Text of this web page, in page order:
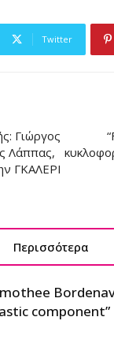
Twitter
Γιώργος
Λάππας,
ΓΚΑΛΕΡΙ
Περισσότερα
component”